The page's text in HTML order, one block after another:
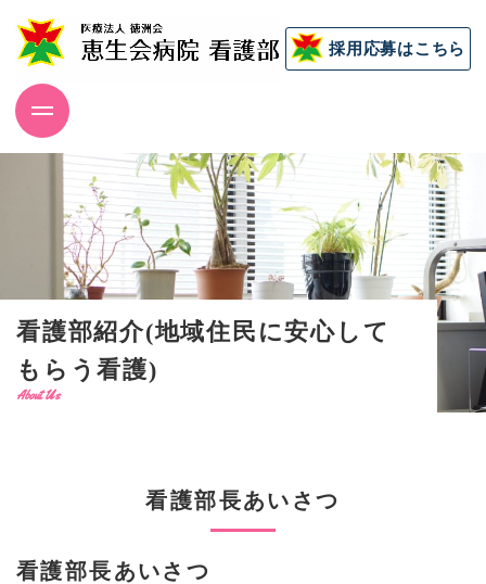
採用応募はこちら
看護部紹介(地域住民に安心して
もらう看護)
About Us
看護部長あいさつ
看護部長あいさつ